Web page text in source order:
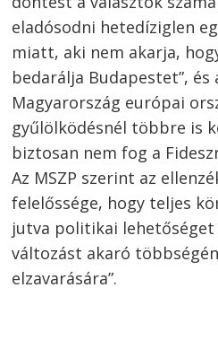
eladósodni hetedíziglen
miatt, aki nem akarja,
bedarálja Budapestet”,
Magyarország európai
gyűlölködésnél többre is
biztosan nem fog a
Az MSZP szerint az
felelőssége, hogy teljes
jutva politikai lehetőséget
változást akaró
elzavarására”.